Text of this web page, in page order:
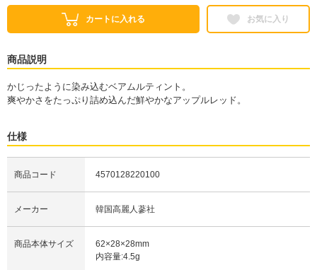
カートに入れる お気に入り
商品説明
かじったように染み込むベアムルティント。
爽やかさをたっぷり詰め込んだ鮮やかなアップルレッド。
仕様
商品コード 4570128220100
メーカー 韓国高麗人蔘社
商品本体サイズ
62×28×28mm
内容量:4.5g